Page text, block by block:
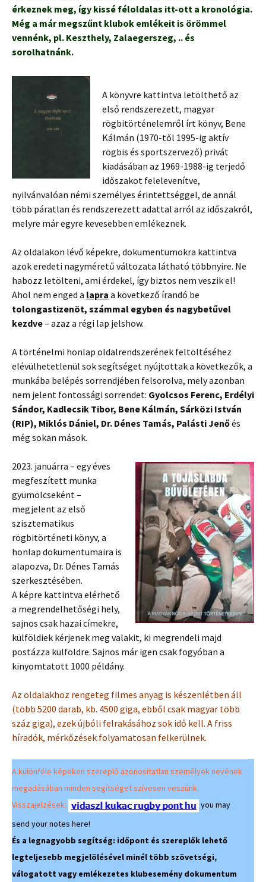
érkeznek meg, így kissé féloldalas itt-ott a kronológia.
Még a már megszűnt klubok emlékeit is örömmel
vennénk, pl. Keszthely, Zalaegerszeg, .. és
sorolhatnánk.
A könyvre kattintva letölthető az
első rendszerezett, magyar
rögbitörténelemről írt könyv, Bene
Kálmán (1970-től 1995-ig aktív
rögbis és sportszervező) privát
kiadásában az 1969-1988-ig terjedő
időszakot felelevenítve,
nyilvánvalóan némi személyes érintettséggel, de annál
több páratlan és rendszerezett adattal arról az időszakról,
melyre már egyre kevesebben emlékeznek.
Az oldalakon lévő képekre, dokumentumokra kattintva
azok eredeti nagyméretű változata látható többnyire. Ne
habozz letölteni, ami érdekel, így biztos nem veszik el!
Ahol nem enged a lapra a következő írandó be
tolongastizenöt, számmal egyben és nagybetűvel
kezdve– azaz a régi lap jelshow.
A történelmi honlap oldalrendszerének feltöltéséhez
elévülhetetlenül sok segítséget nyújtottak a következők, a
munkába belépés sorrendjében felsorolva, mely azonban
nem jelent fontossági sorrendet: Gyolcsos Ferenc, Erdélyi
Sándor, Kadlecsik Tibor, Bene Kálmán, Sárközi István
(RIP), Miklós Dániel, Dr. Dénes Tamás, Palásti Jenőés
még sokan mások.
2023. januárra – egy éves
megfeszített munka
gyümölcseként –
megjelent az első
szisztematikus
rögbitörténeti könyv, a
honlap dokumentumaira is
alapozva, Dr. Dénes Tamás
szerkesztésében.
A képre kattintva elérhető
a megrendelhetőségi hely,
sajnos csak hazai címekre,
külföldiek kérjenek meg valakit, ki megrendeli majd
postázza külföldre. Sajnos már igen csak fogyóban a
kinyomtatott 1000 példány.
Az oldalakhoz rengeteg filmes anyag is készenlétben áll
(több 5200 darab, kb. 4500 giga, ebből csak magyar több
száz giga), ezek újbóli felrakásához sok idő kell. A friss
híradók, mérkőzések folyamatosan felkerülnek.
A különféle képeken szereplő azonosítatlan személyek nevének
megadásában minden segítséget szívesen veszünk.
Visszajelzések:
you may
send your notes here!
És a legnagyobb segítség: időpont és szereplők lehető
legteljesebb megjelölésével minél több szövetségi,
válogatott vagy emlékezetes klubesemény dokumentum